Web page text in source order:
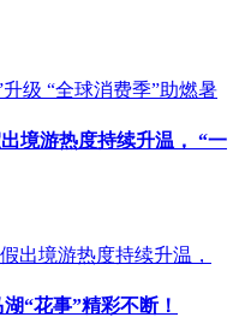
境游热度持续升温， “一
“花事”精彩不断！